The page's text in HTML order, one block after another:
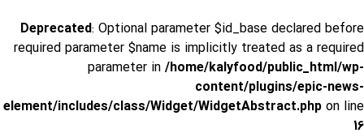
Deprecated: Optional parameter $id_base declared before
required parameter $name is implicitly treated as a required
parameter in /home/kalyfood/public_html/wp-
content/plugins/epic-news-
element/includes/class/Widget/WidgetAbstract.php on line
16